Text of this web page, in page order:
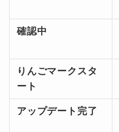
確認中
りんごマークスタ
ート
アップデート完了